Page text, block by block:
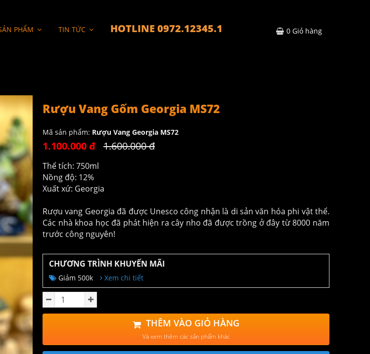
PHẨM TIN TỨC HOTLINE 0972.12345.1 0 Giỏ hàng
Rượu Vang Gốm Georgia MS72
Mã sản phẩm: Rượu Vang Georgia MS72
1.100.000 đ 1.600.000 đ
Thể tích: 750ml
Nồng độ: 12%
Xuất xứ: Georgia
Rượu vang Georgia đã được Unesco công nhận là di sản văn hóa phi vật thể.
Các nhà khoa học đã phát hiện ra cây nho đã được trồng ở đây từ 8000 năm
trước công nguyên!
CHƯƠNG TRÌNH KHUYẾN MÃI
Giảm 500k Xem chi tiết
THÊM VÀO GIỎ HÀNG
Và xem thêm các sản phẩm khác